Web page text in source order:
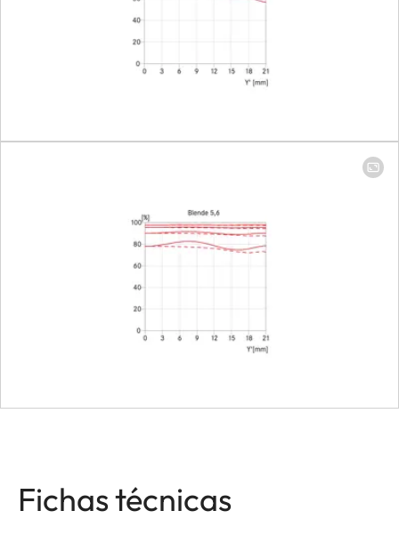
Fichas técnicas